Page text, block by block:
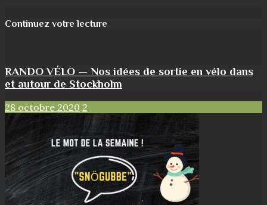
Continuez votre lecture
RANDO VÉLO — Nos idées de sortie en vélo dans
et autour de Stockholm
28 octobre 2020 2